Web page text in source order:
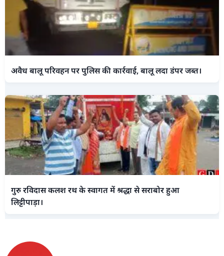
अवैध बालू परिवहन पर पुलिस की कार्रवाई, बालू लदा डंपर जब्त।
गुरु रविदास कलश रथ के स्वागत में श्रद्धा से सराबोर हुआ
लिट्टीपाड़ा।